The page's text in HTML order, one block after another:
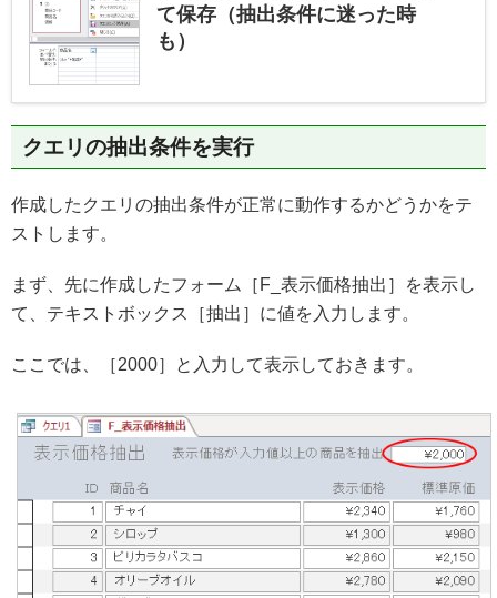
て保存（抽出条件に迷った時
も）
クエリの抽出条件を実行
作成したクエリの抽出条件が正常に動作するかどうかをテ
ストします。
まず、先に作成したフォーム［F_表示価格抽出］を表示し
て、テキストボックス［抽出］に値を入力します。
ここでは、［2000］と入力して表示しておきます。